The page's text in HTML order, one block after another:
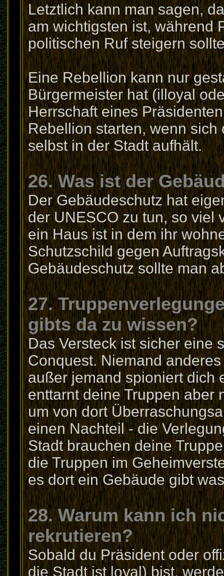
Letztlich kann man sagen,
am wichtigsten ist, während
politischen Ruf steigern
Eine Rebellion kann nur
Bürgermeister hat (illoyal
Herrschaft eines
Rebellion starten, wenn
selbst in der Stadt aufhält.
26. Was ist der
Der Gebäudeschutz hat
der UNESCO zu tun, so viel
ein Haus ist in dem ihr
Schutzschild gegen
Gebäudeschutz sollte man
27.
gibts da zu wissen?
Das Versteck ist sicher eine
Conquest. Niemand
außer jemand spioniert dich
enttarnt deine Truppen aber
um von dort
einen Nachteil - die
Stadt brauchen deine
die Truppen im
es dort ein Gebäude gibt
28. Warum kann ich
rekrutieren?
Sobald du Präsident oder
die Stadt ist loyal) bist,